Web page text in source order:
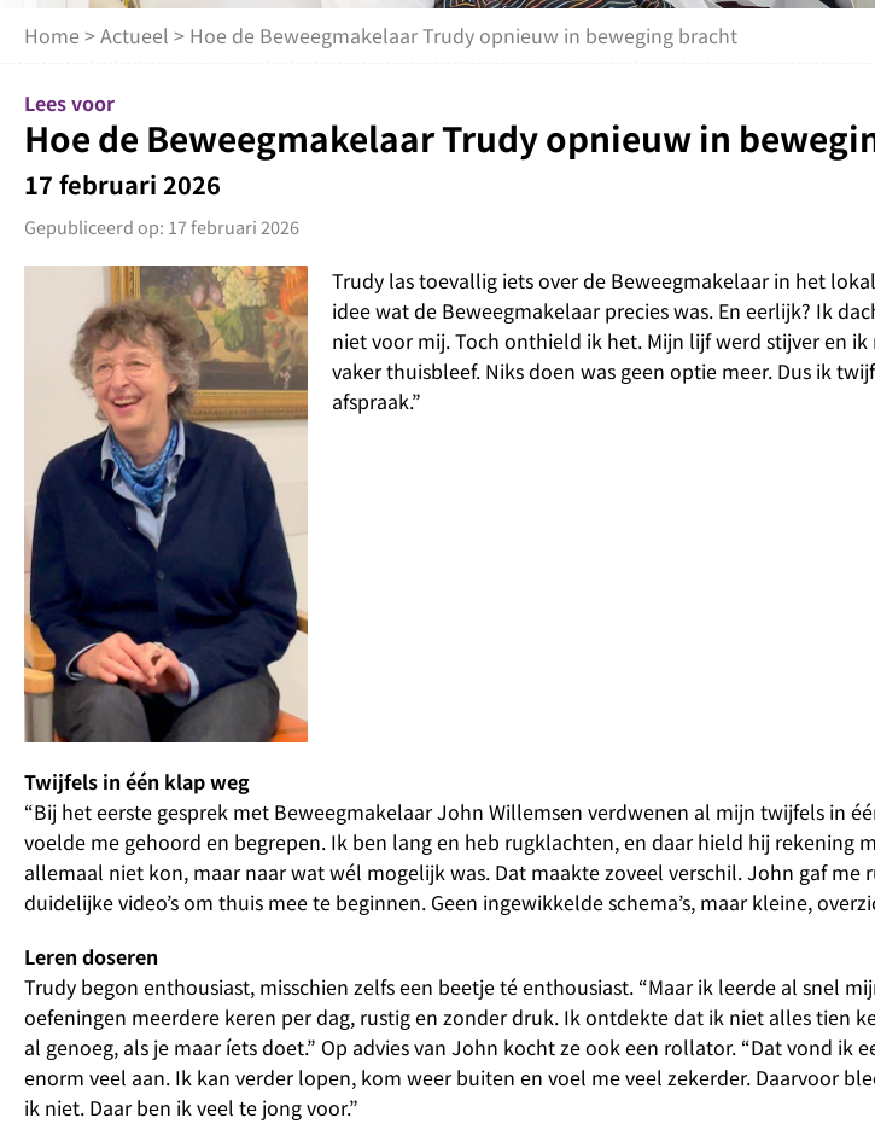
Home >Actueel > Hoe de Beweegmakelaar Trudy opnieuw in beweging bracht
Lees voor
Hoe de Beweegmakelaar Trudy opnieuw in
17 februari 2026
Gepubliceerd op: 17 februari 2026
Trudy las toevallig iets over de Beweegmakelaar in het
idee wat de Beweegmakelaar precies was. En eerlijk? Ik
niet voor mij. Toch onthield ik het. Mijn lijf werd stijver en
vaker thuisbleef. Niks doen was geen optie meer. Dus ik
afspraak.”
Twijfels in één klap weg
“Bij het eerste gesprek met Beweegmakelaar John Willemsen verdwenen al mijn twijfels in
voelde me gehoord en begrepen. Ik ben lang en heb rugklachten, en daar hield hij rekening
allemaal niet kon, maar naar wat wél mogelijk was. Dat maakte zoveel verschil. John gaf me
duidelijke video’s om thuis mee te beginnen. Geen ingewikkelde schema’s, maar kleine,
Leren doseren
Trudy begon enthousiast, misschien zelfs een beetje té enthousiast. “Maar ik leerde al snel
oefeningen meerdere keren per dag, rustig en zonder druk. Ik ontdekte dat ik niet alles tien
al genoeg, als je maar íets doet.” Op advies van John kocht ze ook een rollator. “Dat vond ik
enorm veel aan. Ik kan verder lopen, kom weer buiten en voel me veel zekerder. Daarvoor
ik niet. Daar ben ik veel te jong voor.”